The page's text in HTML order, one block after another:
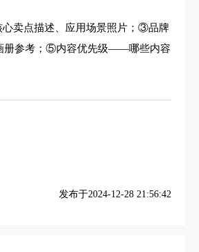
卖点描述、应用场景照片；③品牌
册参考；⑤内容优先级——哪些内容
发布于2024-12-28 21:56:42